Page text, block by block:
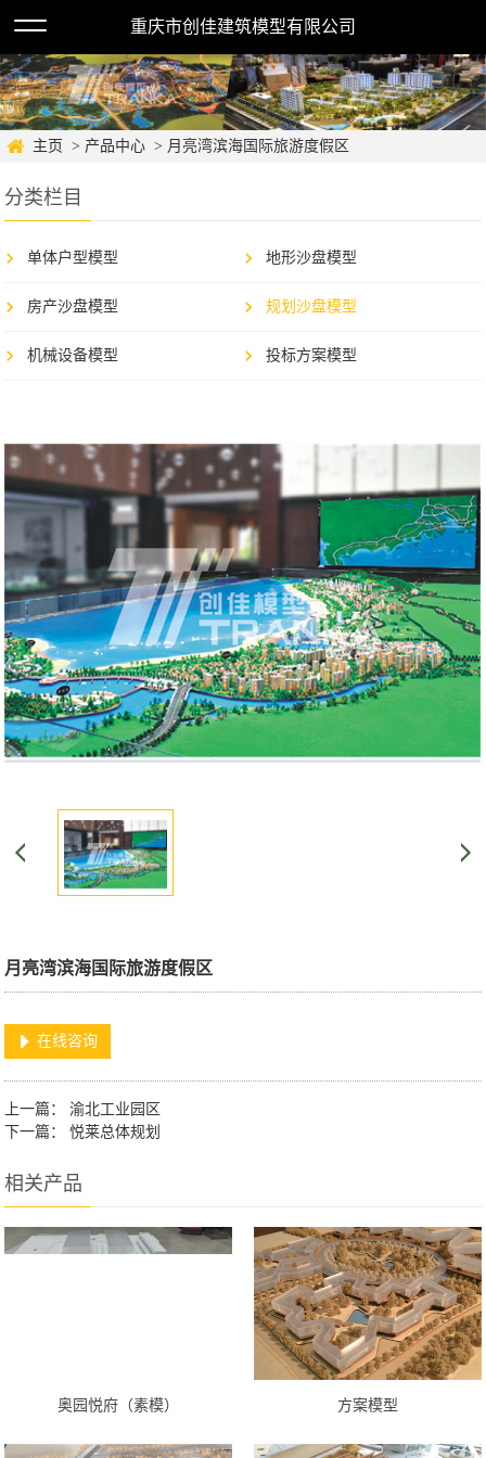
重庆市创佳建筑模型有限公司
主页 > 产品中心 > 月亮湾滨海国际旅游度假区
分类栏目
单体户型模型 地形沙盘模型
房产沙盘模型 规划沙盘模型
机械设备模型 投标方案模型
月亮湾滨海国际旅游度假区
在线咨询
上一篇：渝北工业园区
下一篇：悦莱总体规划
相关产品
奥园悦府（素模） 方案模型